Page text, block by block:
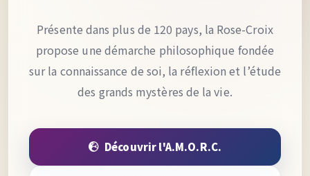
Présente dans plus de 120 pays, la Rose-Croix
propose une démarche philosophique fondée
sur la connaissance de soi, la réflexion et l’étude
des grands mystères de la vie.
Découvrir l'A.M.O.R.C.